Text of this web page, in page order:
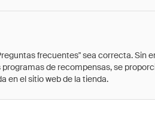
frecuentes" sea correcta. Sin
de recompensas, se
en el sitio web de la tienda.